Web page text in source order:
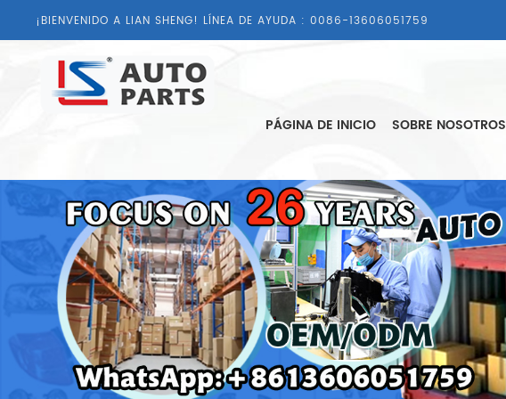
¡BIENVENIDO A LIAN SHENG! LÍNEA DE AYUDA : 0086-13606051759
PÁGINA DE INICIO SOBRE NOSOTROS